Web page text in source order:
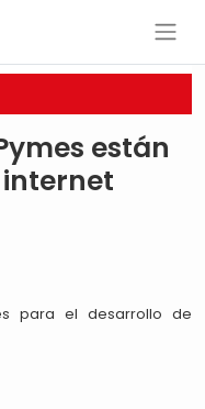
están
para el desarrollo de